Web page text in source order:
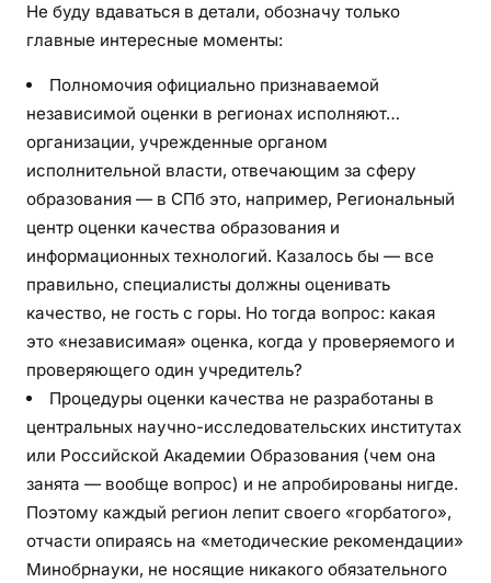
Не буду вдаваться в детали, обозначу только
главные интересные моменты:
Полномочия официально признаваемой
независимой оценки в регионах исполняют…
организации, учрежденные органом
исполнительной власти, отвечающим за сферу
образования — в СПб это, например, Региональный
центр оценки качества образования и
информационных технологий. Казалось бы — все
правильно, специалисты должны оценивать
качество, не гость с горы. Но тогда вопрос: какая
это «независимая» оценка, когда у проверяемого и
проверяющего один учредитель?
Процедуры оценки качества не разработаны в
центральных научно-исследовательских институтах
или Российской Академии Образования (чем она
занята — вообще вопрос) и не апробированы нигде.
Поэтому каждый регион лепит своего «горбатого»,
отчасти опираясь на «методические рекомендации»
Минобрнауки, не носящие никакого обязательного